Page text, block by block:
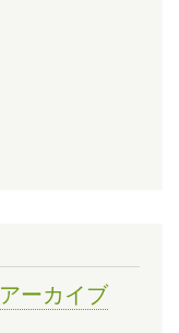
アーカイブ